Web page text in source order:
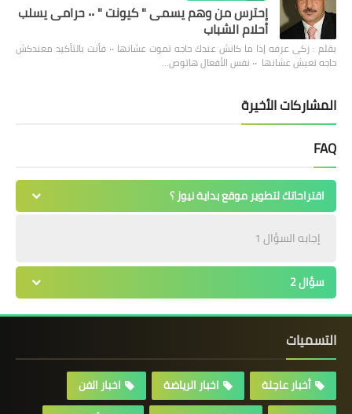
إحترس من وهم يسمى " كيونت " ٠٠ حرامى يسلب
أحلام الشباب
بقلم : زكى عرفه ‎إذا ما كانش عندك حاجه تموت عشانها ٠٠ فأنت بالتأكيد معندكش
حاجه تعيش عشانها ٠٠ نفس الأفعال هاتوص…
المشاركات الأخيرة
FAQ
اقتراحاتك لتطوير موقع بداية نيوز ؟
إجابه السؤال 1
سؤال 2
التسميات
أخبار عاجلة اخبار الرياضة
اخبار الفن